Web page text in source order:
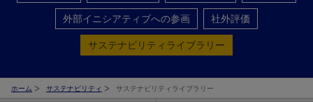
外部イニシアティブへの参画
社外評価
サステナビリティライブラリー
ホーム サステナビリティ サステナビリティライブラリー